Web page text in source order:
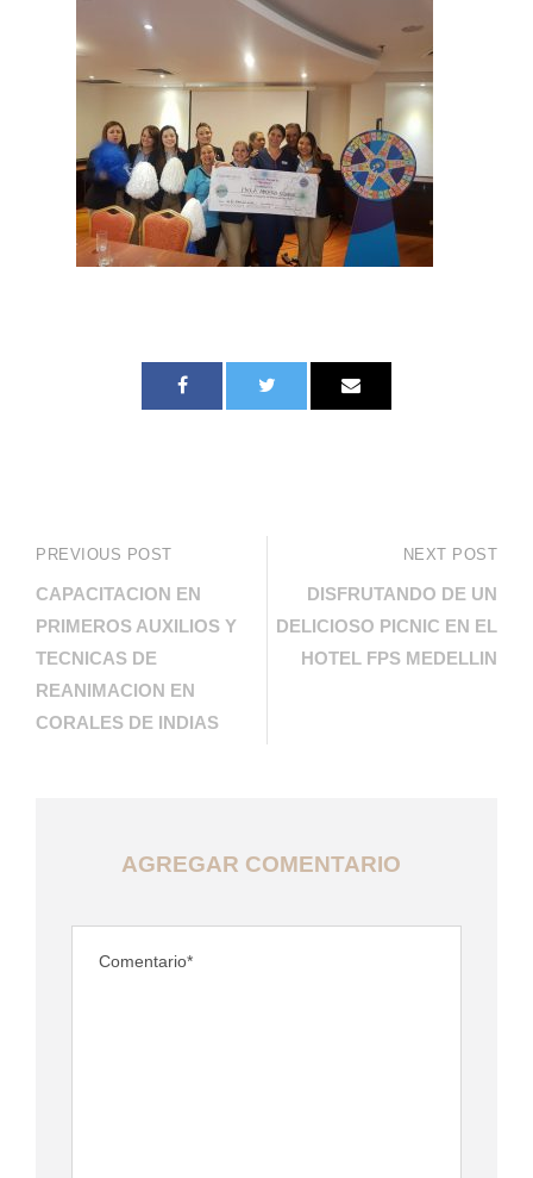
PREVIOUS POST
CAPACITACION EN
PRIMEROS AUXILIOS Y
TECNICAS DE
REANIMACION EN
CORALES DE INDIAS
NEXT POST
DISFRUTANDO DE UN
DELICIOSO PICNIC EN EL
HOTEL FPS MEDELLIN
AGREGAR COMENTARIO